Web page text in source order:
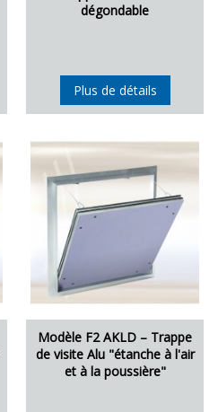
dégondable
Plus de détails
Modèle F2 AKLD – Trappe
de visite Alu "étanche à l'air
et à la poussière"